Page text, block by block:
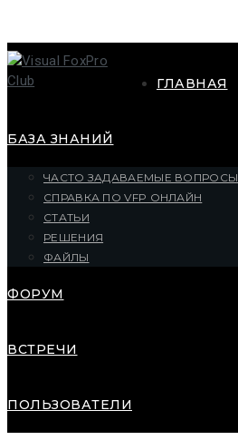
ГЛАВНАЯ
БАЗА ЗНАНИЙ
ЧАСТО ЗАДАВАЕМЫЕ ВОПРОСЫ
СПРАВКА ПО VFP ОНЛАЙН
СТАТЬИ
РЕШЕНИЯ
ФАЙЛЫ
ФОРУМ
ВСТРЕЧИ
ПОЛЬЗОВАТЕЛИ